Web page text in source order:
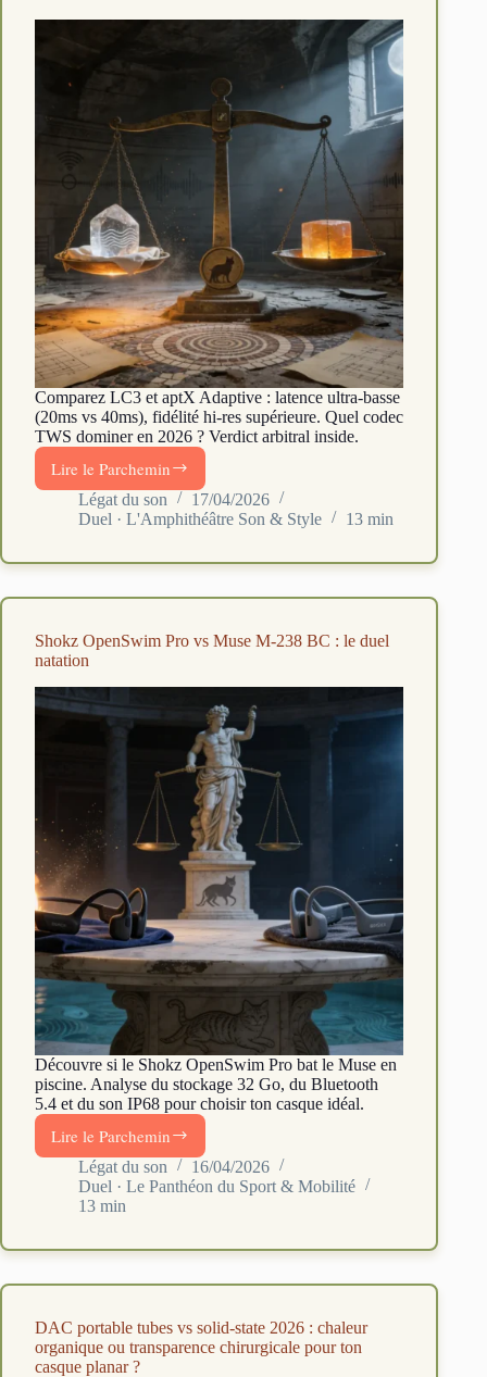
Comparez LC3 et aptX Adaptive : latence ultra-basse
(20ms vs 40ms), fidélité hi-res supérieure. Quel codec
TWS dominer en 2026 ? Verdict arbitral inside.
Lire le Parchemin
Codec
lc3
vs
adaptive
son
choisir
?
Légat du son
17/04/2026
Duel · L'Amphithéâtre Son & Style
13 min
Shokz OpenSwim Pro vs Muse M-238 BC : le duel
natation
Découvre si le Shokz OpenSwim Pro bat le Muse en
piscine. Analyse du stockage 32 Go, du Bluetooth
5.4 et du son IP68 pour choisir ton casque idéal.
Lire le Parchemin
Shokz
OpenSwim
Pro
vs
M-
:
le
duel
Légat du son
16/04/2026
Duel · Le Panthéon du Sport & Mobilité
13 min
DAC portable tubes vs solid-state 2026 : chaleur
organique ou transparence chirurgicale pour ton
casque planar ?